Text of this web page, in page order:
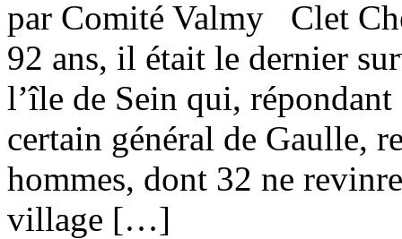
par Comité Valmy Clet
92 ans, il était le dernier
l’île de Sein qui,
certain général de Gaulle,
hommes, dont 32 ne
village […]